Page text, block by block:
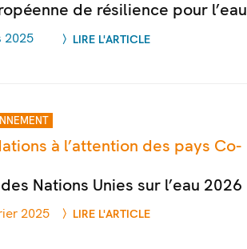
de résilience pour l’eau
2025 LIRE L'ARTICLE
à l’attention des pays Co-
Nations Unies sur l’eau 2026
2025 LIRE L'ARTICLE